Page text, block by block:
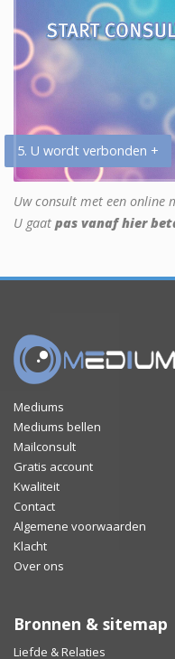
5. U wordt verbonden +
Uw consult met een online
U gaat pas vanaf hier
Mediums
Mediums bellen
Mailconsult
Gratis account
Kwaliteit
Contact
Algemene voorwaarden
Klacht
Over ons
Bronnen & sitemap
Liefde & Relaties